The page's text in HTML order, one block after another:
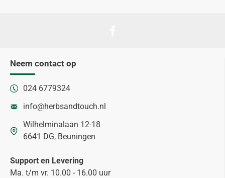
Neem contact op
024 6779324
info@herbsandtouch.nl
Wilhelminalaan 12-18
6641 DG, Beuningen
Support en Levering
Ma. t/m vr. 10.00 - 16.00 uur